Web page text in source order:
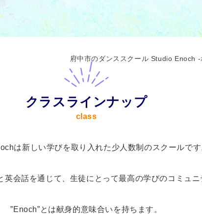
府中市のダンススクール Studio Enoch -
クラスラインナップ
class
は新しい学びを取り入れた少人数制のスクールです
英会話を通じて、生徒にとって最高の学びのコミュニ
”Enoch”とは献身的意味合いを持ちます。